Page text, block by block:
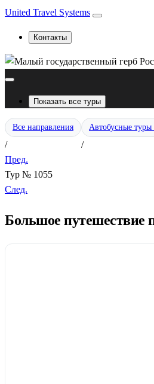
United Travel Systems
Контакты
Показать все туры
Все направления
/
Автобусные туры
/
Пред.
Тур № 1055
След.
Большое путешествие